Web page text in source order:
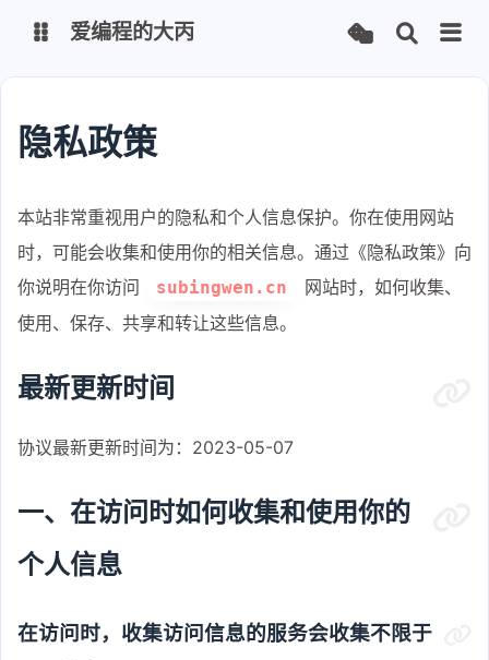
QQ交流群 微信
留言板 码云
心经
爱编程的大丙
隐私政策
本站非常重视用户的隐私和个人信息保护。你在使用网站
时，可能会收集和使用你的相关信息。通过《隐私政策》向
你说明在你访问
subingwen.cn
网站时，如何收集、
使用、保存、共享和转让这些信息。
最新更新时间
协议最新更新时间为：2023-05-07
一、在访问时如何收集和使用你的
个人信息
在访问时，收集访问信息的服务会收集不限于